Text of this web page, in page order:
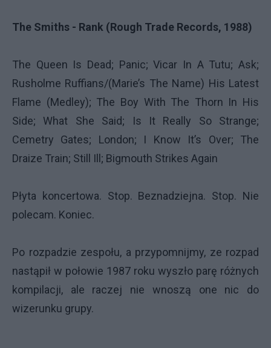
The Smiths - Rank (Rough Trade Records, 1988)
The Queen Is Dead; Panic; Vicar In A Tutu; Ask;
Rusholme Ruffians/(Marie’s The Name) His Latest
Flame (Medley); The Boy With The Thorn In His
Side; What She Said; Is It Really So Strange;
Cemetry Gates; London; I Know It’s Over; The
Draize Train; Still Ill; Bigmouth Strikes Again
Płyta koncertowa. Stop. Beznadziejna. Stop. Nie
polecam. Koniec.
Po rozpadzie zespołu, a przypomnijmy, ze rozpad
nastąpił w połowie 1987 roku wyszło parę różnych
kompilacji, ale raczej nie wnoszą one nic do
wizerunku grupy.